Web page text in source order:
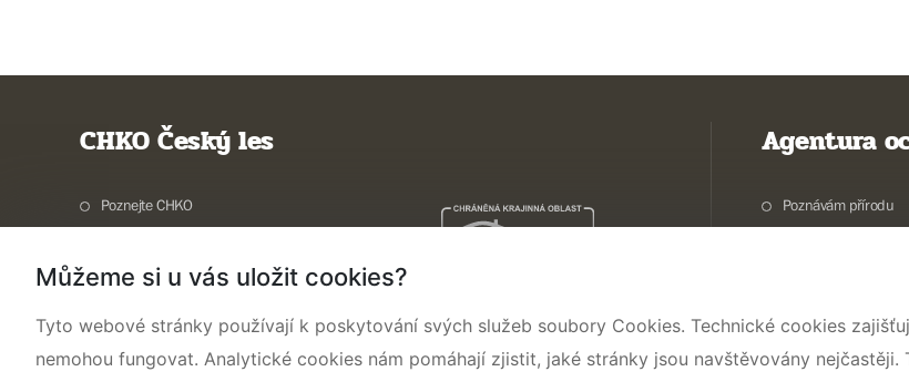
CHKO Český les
Poznejte CHKO
Ochrana přírody
Aktuality a akce
Kontakty
Agentura
Poznávám přírodu
Dokumentujeme
O nás
Můžeme si u vás uložit cookies?
Tyto webové stránky používají k poskytování svých služeb soubory Cookies. Technické cookies
nemohou fungovat. Analytické cookies nám pomáhají zjistit, jaké stránky jsou navštěvovány